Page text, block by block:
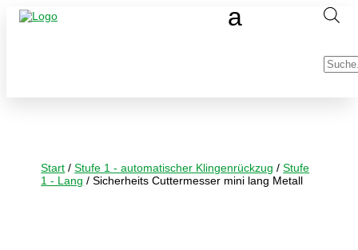
Start /Stufe 1 - automatischer Klingenrückzug /Stufe
1 - Lang / Sicherheits Cuttermesser mini lang Metall